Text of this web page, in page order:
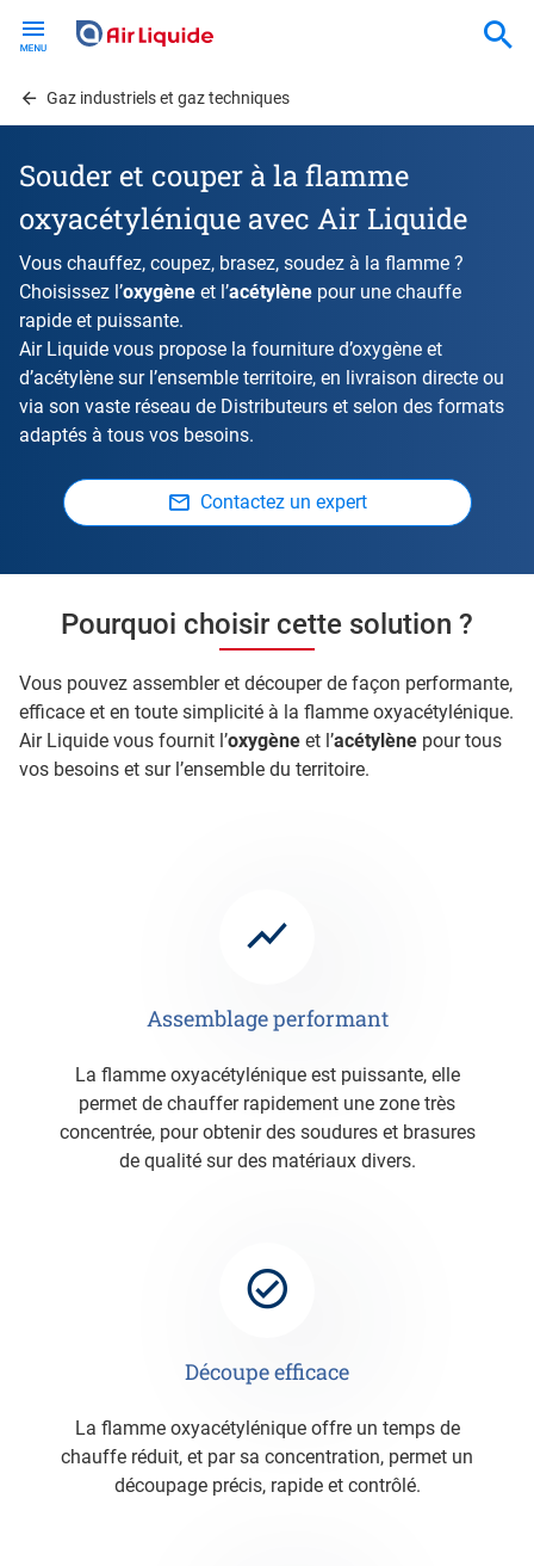
contentGaz industriels et gaz techniques
Souder et couper à la flamme
oxyacétylénique avec Air Liquide
Vous chauffez, coupez, brasez, soudez à la flamme ?
Choisissez l’oxygène et l’acétylène pour une chauffe
rapide et puissante.
Air Liquide vous propose la fourniture d’oxygène et
d’acétylène sur l’ensemble territoire, en livraison directe ou
via son vaste réseau de Distributeurs et selon des formats
adaptés à tous vos besoins.
Contactez un expert
Pourquoi choisir cette solution ?
Vous pouvez assembler et découper de façon performante,
efficace et en toute simplicité à la flamme oxyacétylénique.
Air Liquide vous fournit l’oxygène et l’acétylène pour tous
vos besoins et sur l’ensemble du territoire.
Assemblage performant
La flamme oxyacétylénique est puissante, elle
permet de chauffer rapidement une zone très
concentrée, pour obtenir des soudures et brasures
de qualité sur des matériaux divers.
Découpe efficace
La flamme oxyacétylénique offre un temps de
chauffe réduit, et par sa concentration, permet un
découpage précis, rapide et contrôlé.